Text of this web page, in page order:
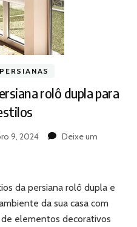
PERSIANAS
rolô dupla para
9, 2024
Deixe um
da persiana rolô dupla e
da sua casa com
elementos decorativos